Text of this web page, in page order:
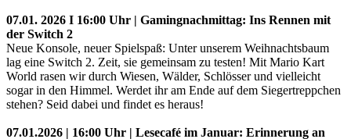
07.01. 2026 I 16:00 Uhr | Gamingnachmittag: Ins Rennen mit
der Switch 2
Neue Konsole, neuer Spielspaß: Unter unserem Weihnachtsbaum
lag eine Switch 2. Zeit, sie gemeinsam zu testen! Mit Mario Kart
World rasen wir durch Wiesen, Wälder, Schlösser und vielleicht
sogar in den Himmel. Werdet ihr am Ende auf dem Siegertreppchen
stehen? Seid dabei und findet es heraus!
07.01.2026 | 16:00 Uhr | Lesecafé im Januar: Erinnerung an